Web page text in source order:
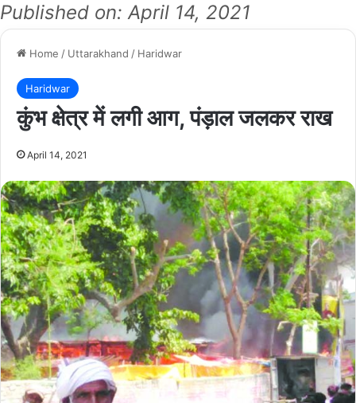
Published on: April 14, 2021
Home / Uttarakhand / Haridwar
Haridwar
कुंभ क्षेत्र में लगी आग, पंड़ाल जलकर राख
April 14, 2021